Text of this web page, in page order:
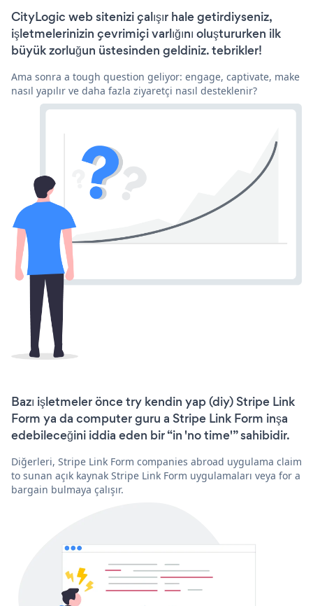
CityLogic web sitenizi çalışır hale getirdiyseniz,
işletmelerinizin çevrimiçi varlığını oluştururken ilk
büyük zorluğun üstesinden geldiniz. tebrikler!
Ama sonra a tough question geliyor: engage, captivate, make
nasıl yapılır ve daha fazla ziyaretçi nasıl desteklenir?
Bazı işletmeler önce try kendin yap (diy) Stripe Link
Form ya da computer guru a Stripe Link Form inşa
edebileceğini iddia eden bir “in 'no time'” sahibidir.
Diğerleri, Stripe Link Form companies abroad uygulama claim
to sunan açık kaynak Stripe Link Form uygulamaları veya for a
bargain bulmaya çalışır.